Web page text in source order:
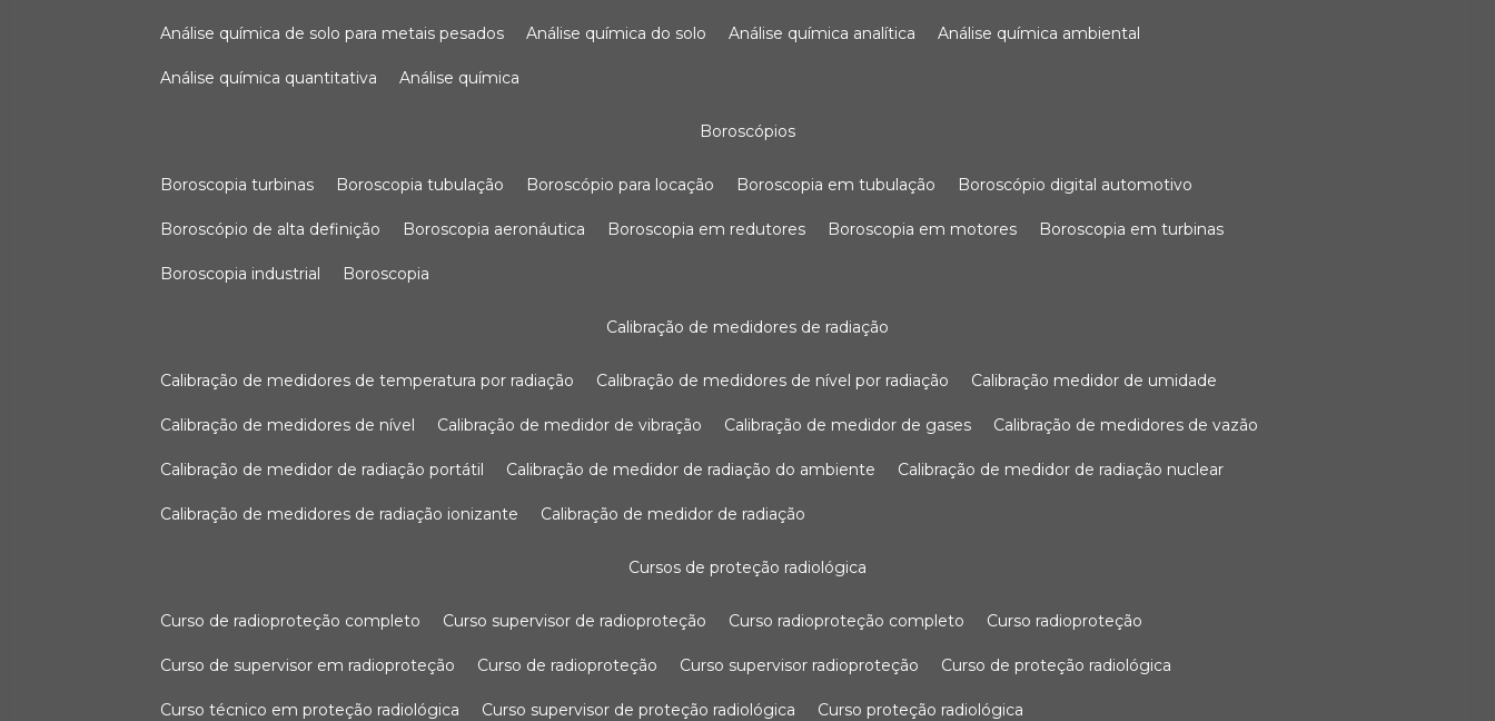
análise química de solo para metais pesados análise química do solo análise química analítica análise química ambiental
análise química quantitativa análise química
boroscópios
boroscopia turbinas boroscopia tubulação boroscópio para locação boroscopia em tubulação boroscópio digital automotivo
boroscópio de alta definição boroscopia aeronáutica boroscopia em redutores boroscopia em motores boroscopia em turbinas
boroscopia industrial boroscopia
calibração de medidores de radiação
calibração de medidores de temperatura por radiação calibração de medidores de nível por radiação calibração medidor de umidade
calibração de medidores de nível calibração de medidor de vibração calibração de medidor de gases calibração de medidores de vazão
calibração de medidor de radiação portátil calibração de medidor de radiação do ambiente calibração de medidor de radiação nuclear
calibração de medidores de radiação ionizante calibração de medidor de radiação
cursos de proteção radiológica
curso de radioproteção completo curso supervisor de radioproteção curso radioproteção completo curso radioproteção
curso de supervisor em radioproteção curso de radioproteção curso supervisor radioproteção curso de proteção radiológica
curso técnico em proteção radiológica curso supervisor de proteção radiológica curso proteção radiológica